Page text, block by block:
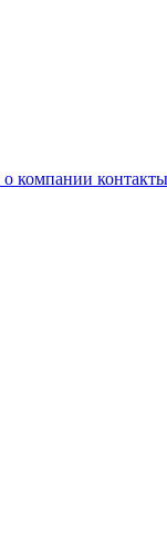
о компании контакты